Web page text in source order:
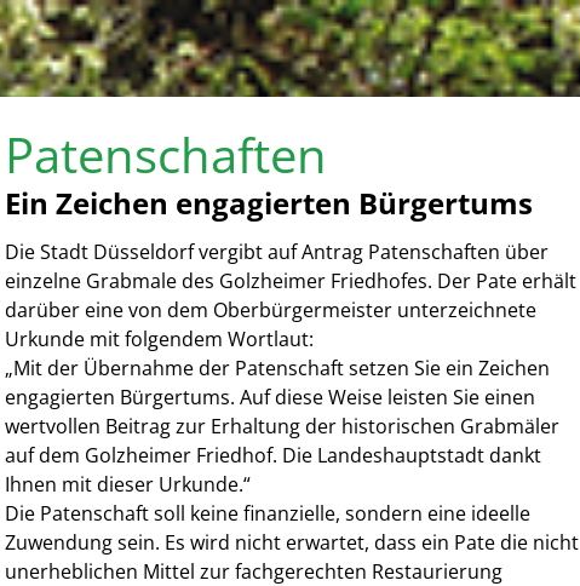
Patenschaften
Ein Zeichen engagierten Bürgertums
Die Stadt Düsseldorf vergibt auf Antrag Patenschaften über
einzelne Grabmale des Golzheimer Friedhofes. Der Pate erhält
darüber eine von dem Oberbürgermeister unterzeichnete
Urkunde mit folgendem Wortlaut:
„Mit der Übernahme der Patenschaft setzen Sie ein Zeichen
engagierten Bürgertums. Auf diese Weise leisten Sie einen
wertvollen Beitrag zur Erhaltung der historischen Grabmäler
auf dem Golzheimer Friedhof. Die Landeshauptstadt dankt
Ihnen mit dieser Urkunde.“
Die Patenschaft soll keine finanzielle, sondern eine ideelle
Zuwendung sein. Es wird nicht erwartet, dass ein Pate die nicht
unerheblichen Mittel zur fachgerechten Restaurierung